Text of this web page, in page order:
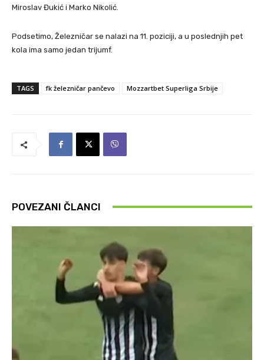
Miroslav Đukić i Marko Nikolić.
Podsetimo, Železničar se nalazi na 11. poziciji, a u poslednjih pet
kola ima samo jedan trijumf.
TAGS fk železničar pančevo Mozzartbet Superliga Srbije
POVEZANI ČLANCI